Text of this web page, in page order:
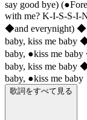
say good bye)
with me? K-I-S-S-I-
◆and everynight)
baby, kiss me baby
baby, ●kiss me
baby, kiss me baby
baby, ●kiss me baby
歌詞をすべて見る